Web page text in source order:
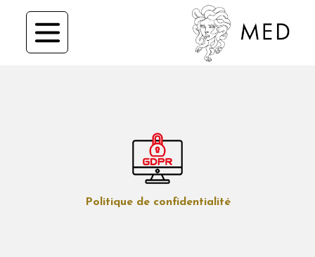
Politique de confidentialité